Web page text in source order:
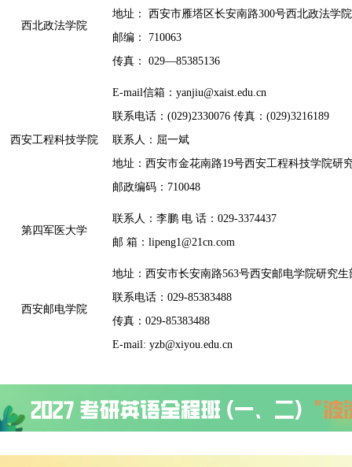
西北政法学院
地址： 西安市雁塔区长安南路300号西北政法学
邮编： 710063
传真： 029—85385136
西安工程科技学院
E-mail信箱：yanjiu@xaist.edu.cn
联系电话：(029)2330076 传真：(029)3216189
联系人：屈一斌
地址：西安市金花南路19号西安工程科技学院研
邮政编码：710048
第四军医大学
联系人：李鹏 电 话：029-3374437
邮 箱：lipeng1@21cn.com
西安邮电学院
地址：西安市长安南路563号西安邮电学院研究生
联系电话：029-85383488
传真：029-85383488
E-mail: yzb@xiyou.edu.cn